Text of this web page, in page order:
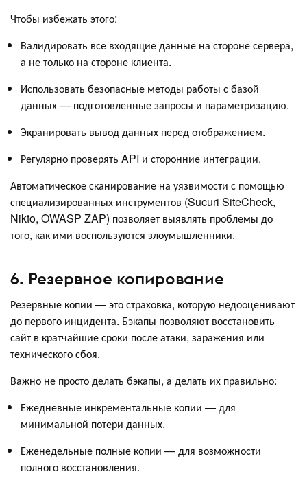
Чтобы избежать этого:
Валидировать все входящие данные на стороне сервера,
а не только на стороне клиента.
Использовать безопасные методы работы с базой
данных — подготовленные запросы и параметризацию.
Экранировать вывод данных перед отображением.
Регулярно проверять API и сторонние интеграции.
Автоматическое сканирование на уязвимости с помощью
специализированных инструментов (Sucuri SiteCheck,
Nikto, OWASP ZAP) позволяет выявлять проблемы до
того, как ими воспользуются злоумышленники.
6. Резервное копирование
Резервные копии — это страховка, которую недооценивают
до первого инцидента. Бэкапы позволяют восстановить
сайт в кратчайшие сроки после атаки, заражения или
технического сбоя.
Важно не просто делать бэкапы, а делать их правильно:
Ежедневные инкрементальные копии — для
минимальной потери данных.
Еженедельные полные копии — для возможности
полного восстановления.